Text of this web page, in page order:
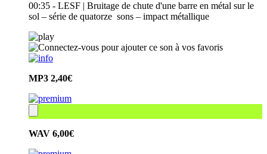
00:35 - LESF | Bruitage de chute d'une barre en métal sur le
sol – série de quatorze sons – impact métallique
MP3 2,40€
WAV 6,00€